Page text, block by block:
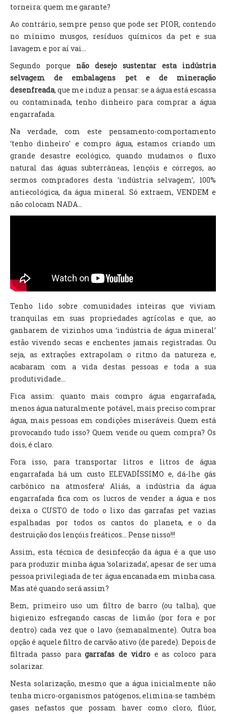
torneira: quem me garante?
Ao contrário, sempre penso que pode ser PIOR, contendo
no mínimo musgos, resíduos químicos da pet e sua
lavagem e por aí vai...
Segundo porque não desejo sustentar esta indústria
selvagem de embalagens pet e de mineração
desenfreada, que me induz a pensar: se a água está escassa
ou contaminada, tenho dinheiro para comprar a água
engarrafada.
Na verdade, com este pensamento-comportamento
‘tenho dinheiro’ e compro água, estamos criando um
grande desastre ecológico, quando mudamos o fluxo
natural das águas subterrâneas, lençóis e córregos, ao
sermos compradores desta ‘indústria selvagem’, 100%
antiecológica, da água mineral. Só extraem, VENDEM e
não colocam NADA...
Tenho lido sobre comunidades inteiras que viviam
tranquilas em suas propriedades agrícolas e que, ao
ganharem de vizinhos uma ‘indústria de água mineral’
estão vivendo secas e enchentes jamais registradas. Ou
seja, as extrações extrapolam o ritmo da natureza e,
acabaram com a vida destas pessoas e toda a sua
produtividade...
Fica assim: quanto mais compro água engarrafada,
menos água naturalmente potável, mais preciso comprar
água, mais pessoas em condições miseráveis. Quem está
provocando tudo isso? Quem vende ou quem compra? Os
dois, é claro.
Fora isso, para transportar litros e litros de água
engarrafada há um custo ELEVADÍSSIMO e, dá-lhe gás
carbônico na atmosfera! Aliás, a indústria da água
engarrafada fica com os lucros de vender a água e nos
deixa o CUSTO de todo o lixo das garrafas pet vazias
espalhadas por todos os cantos do planeta, e o da
destruição dos lençóis freáticos... Pense nisso!!!
Assim, esta técnica de desinfecção da água é a que uso
para produzir minha água ‘solarizada’, apesar de ser uma
pessoa privilegiada de ter água encanada em minha casa.
Mas até quando será assim?
Bem, primeiro uso um filtro de barro (ou talha), que
higienizo esfregando cascas de limão (por fora e por
dentro) cada vez que o lavo (semanalmente). Outra boa
opção é aquele filtro de carvão ativo (de parede). Depois de
filtrada passo paragarrafas de vidroe as coloco para
solarizar.
Nesta solarização, mesmo que a água inicialmente não
tenha micro-organismos patógenos, elimina-se também
gases nefastos que possam haver como cloro, flúor,